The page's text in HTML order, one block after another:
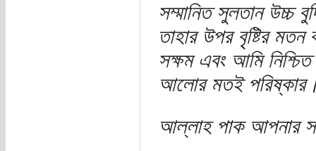
সম্মানিত সুলতান উচ্চ
তাহার উপর বৃষ্টির
সক্ষম এবং আমি
আলোর মতই
আল্লাহ পাক আপনার